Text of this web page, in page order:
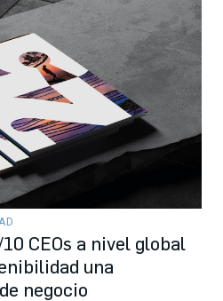
CEOs a nivel global
una
negocio